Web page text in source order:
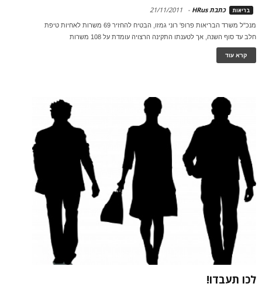
בריאות כתבת HRus -
21/11/2011
מנכ"ל משרד הבריאות פרופ' רוני גמזו, הבטיח להחזיר 69 משרות לאחיות טיפת
חלב עד סוף השנה, אך לטענתו התקינה הרצויה עומדת על 108 משרות
קרא עוד
לכו תעבדו!